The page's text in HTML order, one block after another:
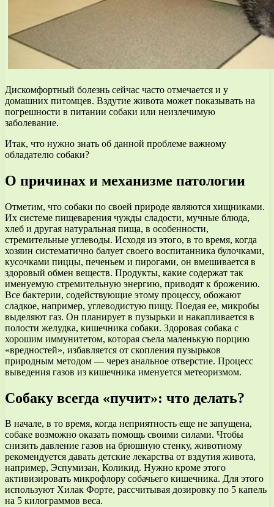
Дискомфортный болезнь сейчас часто отмечается и у
домашних питомцев. Вздутие живота может показывать на
погрешности в питании собаки или неизлечимую
заболевание.
Итак, что нужно знать об данной проблеме важному
обладателю собаки?
О причинах и механизме патологии
Отметим, что собаки по своей природе являются хищниками.
Их системе пищеварения чужды сладости, мучные блюда,
хлеб и другая натуральная пища, в особенности,
стремительные углеводы. Исходя из этого, в то время, когда
хозяин систематично балует своего воспитанника булочками,
кусочками пиццы, печеньем и пирогами, он вмешивается в
здоровый обмен веществ. Продукты, какие содержат так
именуемую стремительную энергию, приводят к брожению.
Все бактерии, содействующие этому процессу, обожают
сладкое, например, углеводистую пищу. Поедая ее, микробы
выделяют газ. Он планирует в пузырьки и накапливается в
полости желудка, кишечника собаки. Здоровая собака с
хорошим иммунитетом, которая съела маленькую порцию
«вредностей», избавляется от скопления пузырьков
природным методом — через анальное отверстие. Процесс
выведения газов из кишечника именуется метеоризмом.
Собаку всегда «пучит»: что делать?
В начале, в то время, когда неприятность еще не запущена,
собаке возможно оказать помощь своими силами. Чтобы
снизить давление газов на брюшную стенку, животному
рекомендуется давать детские лекарства от вздутия живота,
например, Эспумизан, Коликид. Нужно кроме этого
активизировать микрофлору собачьего кишечника. Для этого
используют Хилак Форте, рассчитывая дозировку по 5 капель
на 5 килограммов веса.